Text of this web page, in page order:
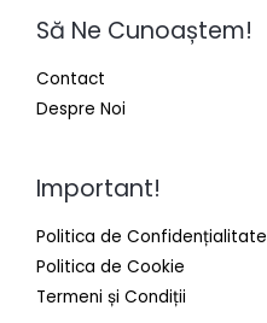
Să Ne Cunoaștem!
Contact
Despre Noi
Important!
Politica de Confidențialitate
Politica de Cookie
Termeni și Condiții